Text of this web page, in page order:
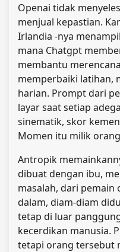
Openai tidak
menjual kepastian.
Irlandia -nya
mana Chatgpt
membantu
memperbaiki latihan,
harian. Prompt dari
layar saat setiap
sinematik, skor
Momen itu milik
Antropik
dibuat dengan ibu,
masalah, dari
dalam, diam-diam
tetap di luar
kecerdikan manusia.
tetapi orang tersebut